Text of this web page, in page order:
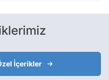
İçerikler